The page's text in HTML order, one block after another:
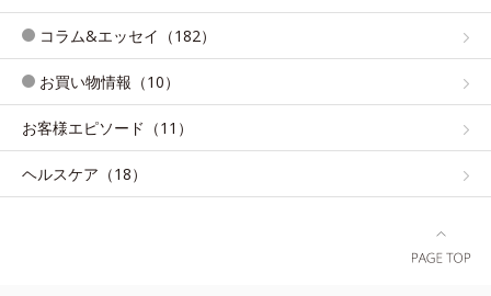
コラム&エッセイ（182）
お買い物情報（10）
お客様エピソード（11）
ヘルスケア（18）